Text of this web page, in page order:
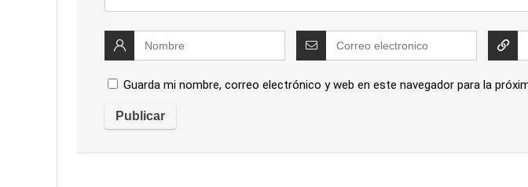
Guarda mi nombre, correo electrónico y web en este navegador para la